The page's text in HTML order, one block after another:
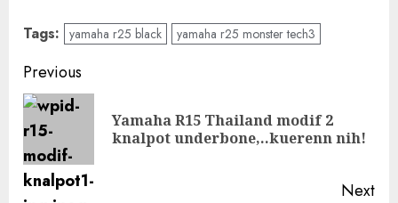
Tags: yamaha r25 black yamaha r25 monster tech3
Post
navigation
Previous
Yamaha R15 Thailand modif 2
knalpot underbone,..kuerenn nih!
Next